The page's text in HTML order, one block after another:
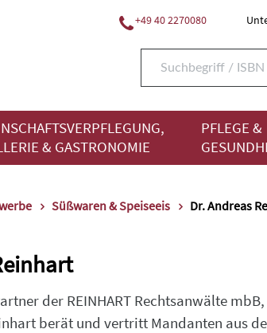
+49 40 2270080
& GASTRONOMIE
PFLEGE &
Süßwaren & Speiseeis Dr. Andreas
der REINHART Rechtsanwälte
berät und vertritt Mandanten aus